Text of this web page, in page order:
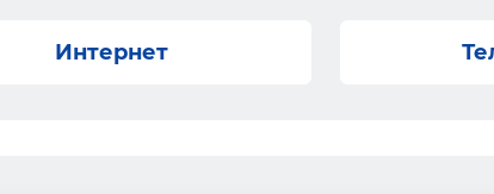
Интернет